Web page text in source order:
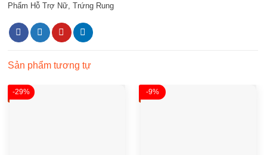
Phẩm Hỗ Trợ Nữ Trứng Rung
Sản phẩm tương tự
-29% -9%